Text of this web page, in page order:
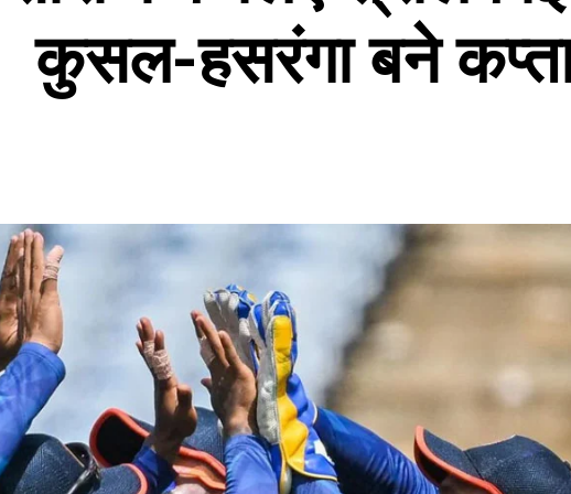
कुसल-हसरंगा बने